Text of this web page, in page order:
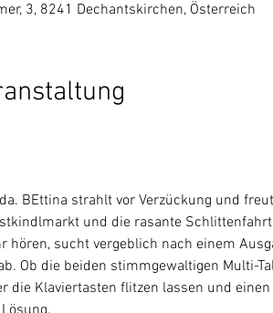
3, 8241 Dechantskirchen, Österreich
BEttina strahlt vor Verzückung und
und die rasante
sucht vergeblich nach einem
Ob die beiden stimmgewaltigen Multi-
die Klaviertasten flitzen lassen und